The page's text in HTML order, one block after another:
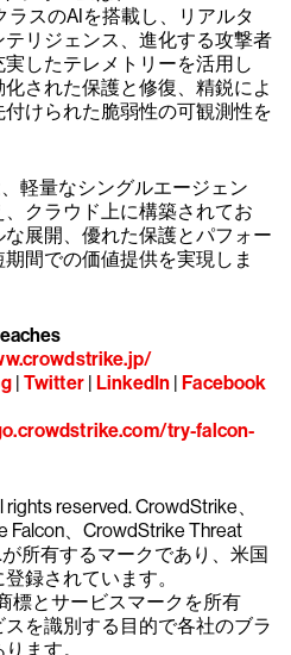
ラスのAIを搭載し、リアルタ
リジェンス、進化する攻撃者
したテレメトリーを活用し
された保護と修復、精鋭によ
けられた脆弱性の可観測性を
軽量なシングルエージェン
クラウド上に構築されてお
展開、優れた保護とパフォー
間での価値提供を実現しま
| Twitter| LinkedIn | Facebook
try-falcon-
reserved. CrowdStrike、
Falcon、CrowdStrike Threat
所有するマークであり、米国
録されています。
標とサービスマークを所有
を識別する目的で各社のブラ
ます。